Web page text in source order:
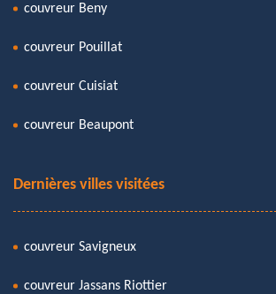
couvreur Beny
couvreur Pouillat
couvreur Cuisiat
couvreur Beaupont
Dernières villes visitées
couvreur Savigneux
couvreur Jassans Riottier